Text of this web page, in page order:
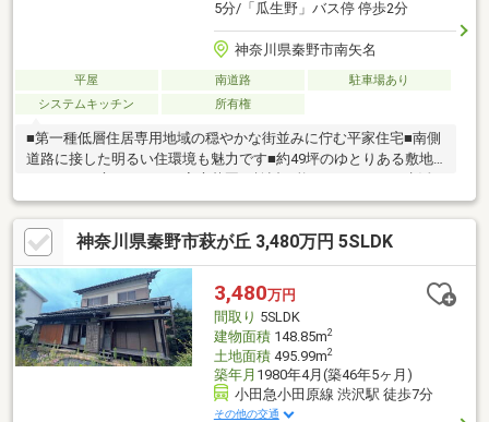
5分/「瓜生野」バス停 停歩2分
神奈川県秦野市南矢名
平屋 南道路
駐車場あり
システムキッチン
所有権
■第一種低層住居専用地域の穏やかな街並みに佇む平家住宅■南側
道路に接した明るい住環境も魅力です■約49坪のゆとりある敷地
動線が完結する、暮らしやすい住まいです
神奈川県秦野市萩が丘 3,480万円 5SLDK
3,480万円
間取り 5SLDK
建物面積148.85m2
土地面積495.99m2
築年月 1980年4月(築46年5ヶ月)
小田急小田原線 渋沢駅 徒歩7分
その他の交通